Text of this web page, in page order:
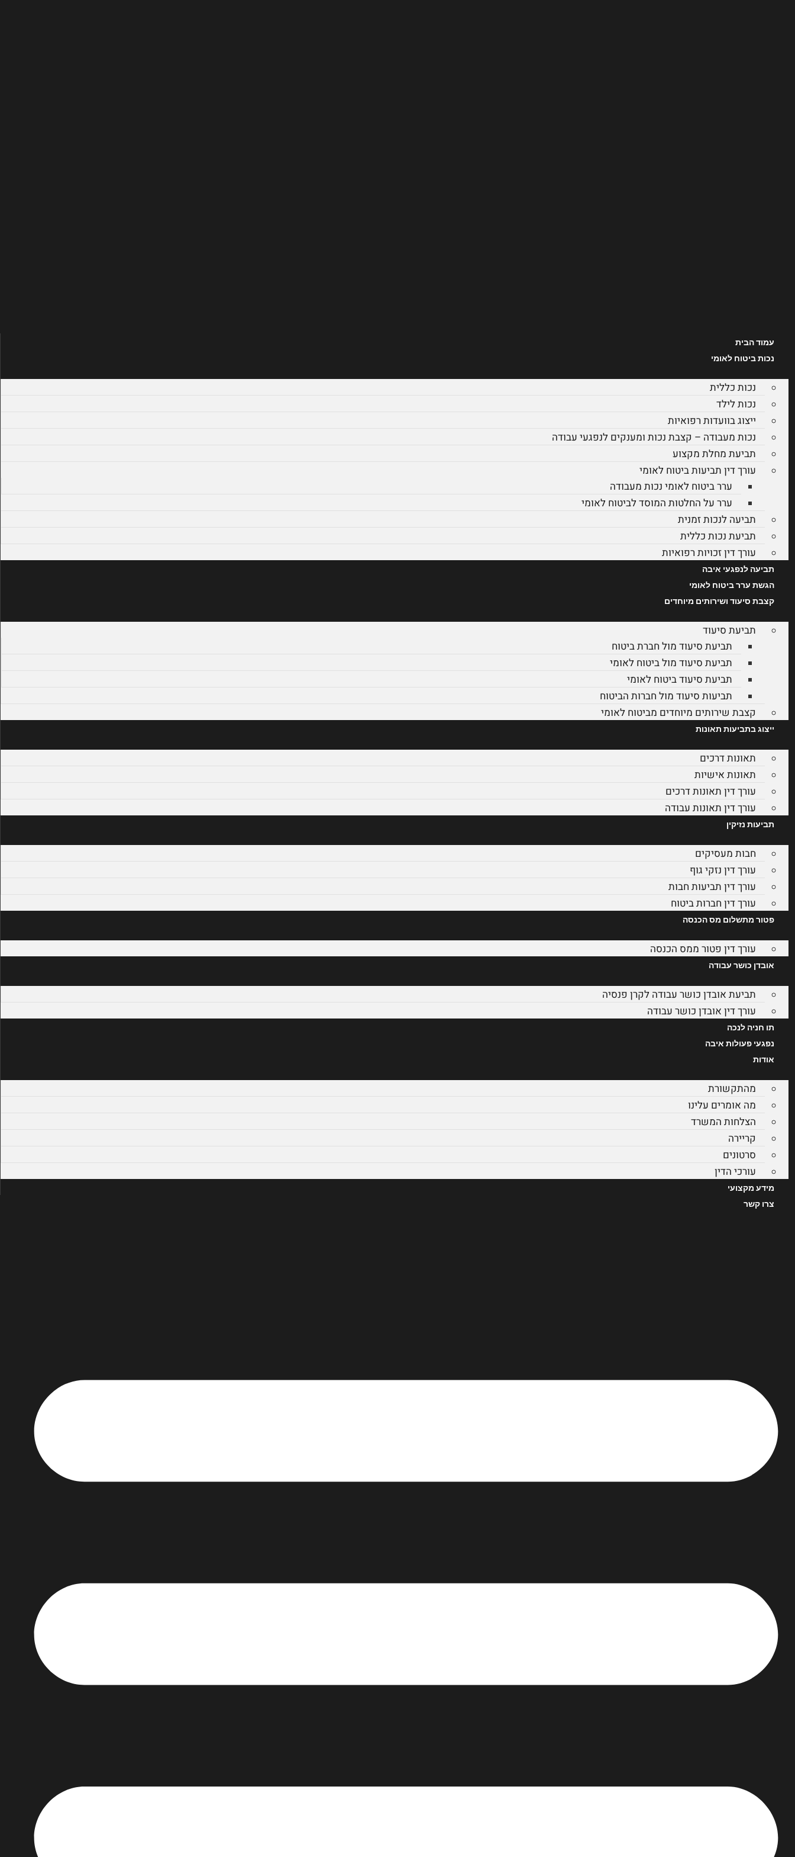
עמוד הבית
נכות ביטוח לאומי
נכות כללית
נכות לילד
ייצוג בוועדות רפואיות
נכות מעבודה – קצבת נכות ומענקים לנפגעי עבודה
תביעת מחלת מקצוע
עורך דין תביעות ביטוח לאומי
ערר ביטוח לאומי נכות מעבודה
ערר על החלטות המוסד לביטוח לאומי
תביעה לנכות זמנית
תביעת נכות כללית
עורך דין זכויות רפואיות
תביעה לנפגעי איבה
הגשת ערר ביטוח לאומי
קצבת סיעוד ושירותים מיוחדים
תביעת סיעוד
תביעת סיעוד מול חברת ביטוח
תביעת סיעוד מול ביטוח לאומי
תביעת סיעוד ביטוח לאומי
תביעות סיעוד מול חברות הביטוח
קצבת שירותים מיוחדים מביטוח לאומי
ייצוג בתביעות תאונות
תאונות דרכים
תאונות אישיות
עורך דין תאונות דרכים
עורך דין תאונות עבודה
תביעות נזיקין
חבות מעסיקים
עורך דין נזקי גוף
עורך דין תביעות חבות
עורך דין חברות ביטוח
פטור מתשלום מס הכנסה
עורך דין פטור ממס הכנסה
אובדן כושר עבודה
תביעת אובדן כושר עבודה לקרן פנסיה
עורך דין אובדן כושר עבודה
תו חניה לנכה
נפגעי פעולות איבה
אודות
מהתקשורת
מה אומרים עלינו
הצלחות המשרד
קריירה
סרטונים
עורכי הדין
מידע מקצועי
צרו קשר